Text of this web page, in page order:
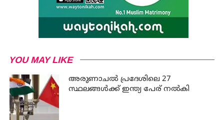
YOU MAY LIKE
അരുണാചല്‍ പ്രദേശിലെ 27
സ്ഥലങ്ങള്‍ക്ക് ഇന്ത്യ പേര് നല്‍കി